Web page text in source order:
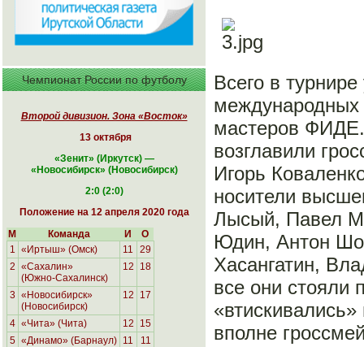
Чемпионат России по футболу
Второй дивизион. Зона «Восток»
13 октября
«Зенит» (Иркутск) —
«Новосибирск» (Новосибирск)
2:0 (2:0)
Положение на 12 апреля 2020 года
М
Команда И
О
1
«Иртыш» (Омск) 11
29
2 «Сахалин»
(Южно-Сахалинск)
12 18
3 «Новосибирск»
(Новосибирск)
12 17
4 «Чита» (Чита) 12
15
5 «Динамо» (Барнаул) 11
11
Всего в
международных
мастеров ФИДЕ.
возглавили
Игорь
носители
Лысый, Павел
Юдин, Антон
Хасангатин,
все они стояли
вполне